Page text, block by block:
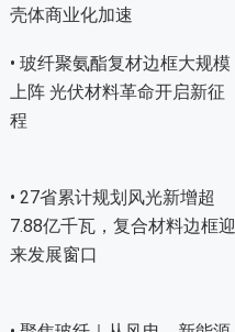
壳体商业化加速
• 玻纤聚氨酯复材边框大规模
上阵 光伏材料革命开启新征
程
• 27省累计规划风光新增超
7.88亿千瓦，复合材料边框迎
来发展窗口